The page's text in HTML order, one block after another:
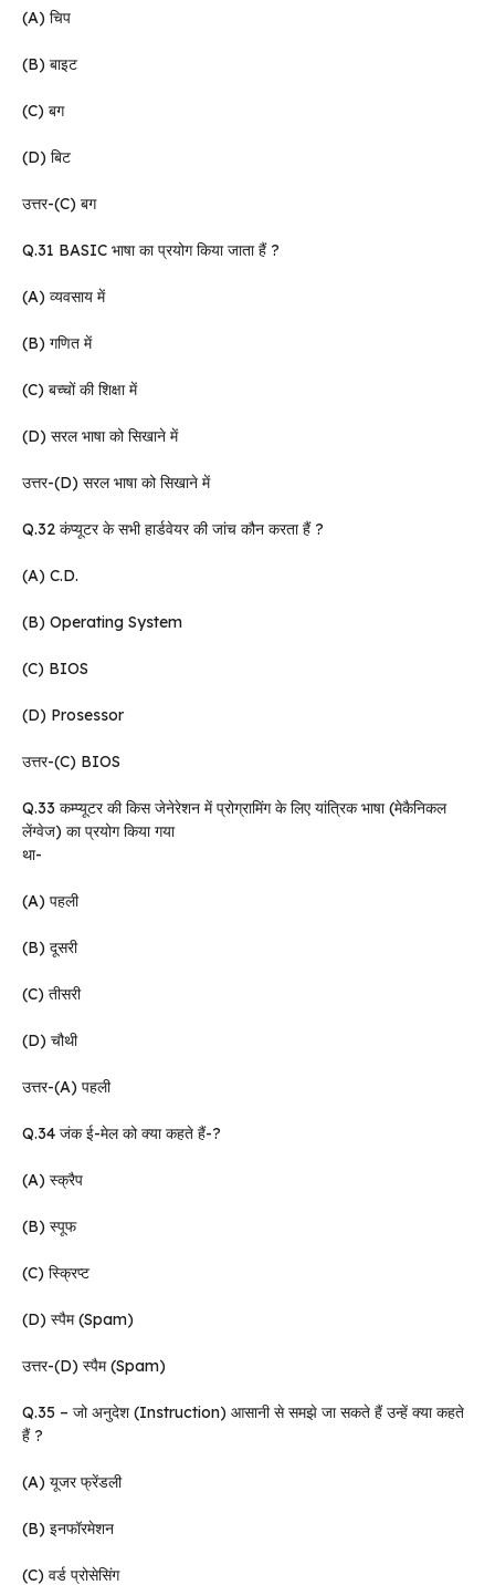
(A) चिप
(B) बाइट
(C) बग
(D) बिट
उत्तर-(C) बग
Q.31 BASIC भाषा का प्रयोग किया जाता हैं ?
(A) व्यवसाय में
(B) गणित में
(C) बच्चों की शिक्षा में
(D) सरल भाषा को सिखाने में
उत्तर-(D) सरल भाषा को सिखाने में
Q.32 कंप्यूटर के सभी हार्डवेयर की जांच कौन करता हैं ?
(A) C.D.
(B) Operating System
(C) BIOS
(D) Prosessor
उत्तर-(C) BIOS
Q.33 कम्प्यूटर की किस जेनेरेशन में प्रोग्रामिंग के लिए यांत्रिक भाषा (मेकैनिकल
लेंग्वेज) का प्रयोग किया गया
था-
(A) पहली
(B) दूसरी
(C) तीसरी
(D) चौथी
उत्तर-(A) पहली
Q.34 जंक ई-मेल को क्या कहते हैं-?
(A) स्क्रैप
(B) स्पूफ
(C) स्क्रिप्ट
(D) स्पैम (Spam)
उत्तर-(D) स्पैम (Spam)
Q.35 – जो अनुदेश (Instruction) आसानी से समझे जा सकते हैं उन्हें क्या कहते
हैं ?
(A) यूजर फ्रेंडली
(B) इनफॉरमेशन
(C) वर्ड प्रोसेसिंग